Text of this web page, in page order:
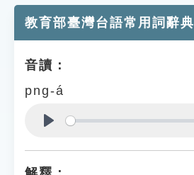
知識索引
遊戲專區
教育部臺灣台語常用詞辭典
音讀：
png-á